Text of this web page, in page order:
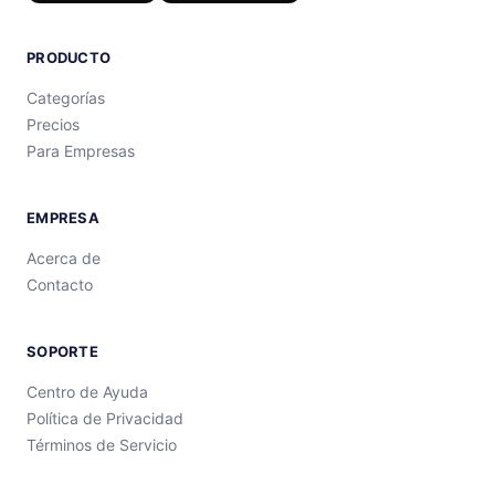
PRODUCTO
Categorías
Precios
Para Empresas
EMPRESA
Acerca de
Contacto
SOPORTE
Centro de Ayuda
Política de Privacidad
Términos de Servicio